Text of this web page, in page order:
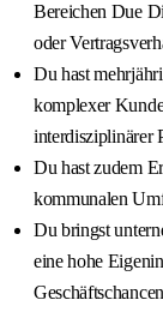
Bereichen Due
oder
Du hast
komplexer
interdisziplinärer
Du hast zudem
kommunalen
Du bringst
eine hohe